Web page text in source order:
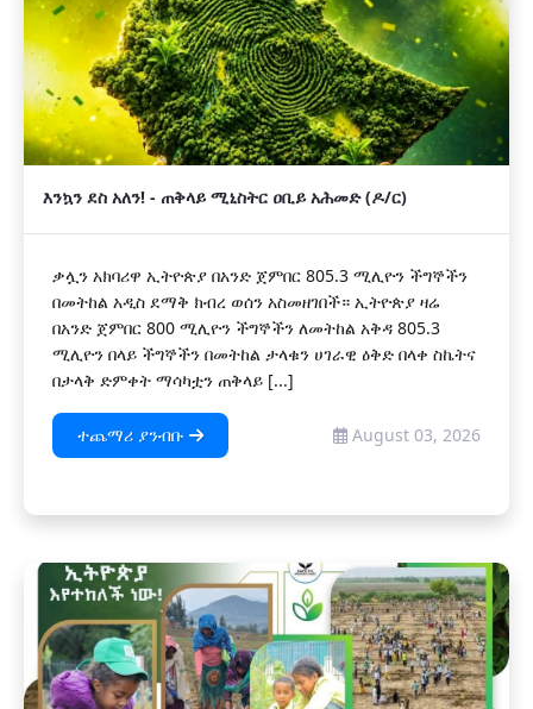
እንኳን ደስ አለን! - ጠቅላይ ሚኒስትር ዐቢይ አሕመድ (ዶ/ር)
ቃሏን አክባሪዋ ኢትዮጵያ በአንድ ጀምበር 805.3 ሚሊዮን ችግኞችን
በመትከል አዲስ ደማቅ ክብረ ወሰን አስመዘገበች። ኢትዮጵያ ዛሬ
በአንድ ጀምበር 800 ሚሊዮን ችግኞችን ለመትከል አቅዳ 805.3
ሚሊዮን በላይ ችግኞችን በመትከል ታላቁን ሀገራዊ ዕቅድ በላቀ ስኬትና
በታላቅ ድምቀት ማሳካቷን ጠቅላይ [...]
ተጨማሪ ያንብቡ August 03, 2026